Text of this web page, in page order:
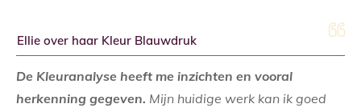
Ellie over haar Kleur Blauwdruk
De Kleuranalyse heeft me inzichten en vooral
herkenning gegeven. Mijn huidige werk kan ik goed